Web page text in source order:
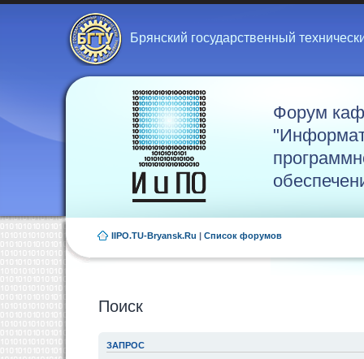
Брянский государственный
Форум
IIPO.TU-Bryansk.Ru | Список форумов
Поиск
ЗАПРОС